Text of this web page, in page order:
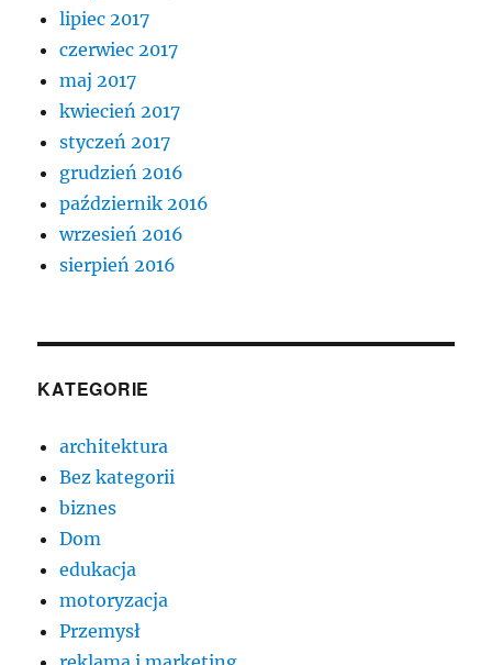
lipiec 2017
czerwiec 2017
maj 2017
kwiecień 2017
styczeń 2017
grudzień 2016
październik 2016
wrzesień 2016
sierpień 2016
KATEGORIE
architektura
Bez kategorii
biznes
Dom
edukacja
motoryzacja
Przemysł